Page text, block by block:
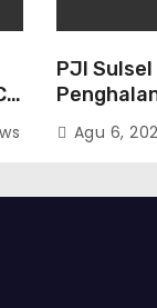
PJI
Dorong
Agu 6,